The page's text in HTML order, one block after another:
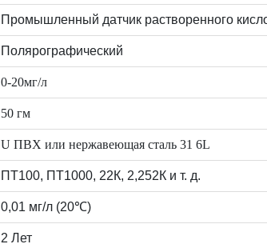
Промышленный датчик растворенного
Полярографический
0-20мг/л
50 гм
U ПВХ или нержавеющая сталь 31 6L
ПТ100, ПТ1000, 22К, 2,252К и т. д.
0,01 мг/л (20℃)
2 Лет